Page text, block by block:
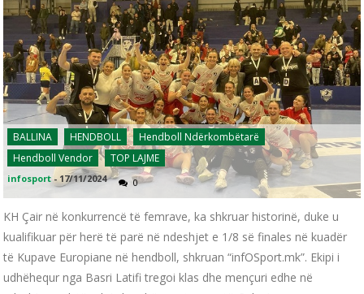
BALLINA HENDBOLL
Hendboll Ndërkombëtarë
Hendboll Vendor
TOP LAJME
infosport - 17/11/2024 0
KH Çair në konkurrencë të femrave, ka shkruar historinë, duke u
kualifikuar për herë të parë në ndeshjet e 1/8 së finales në kuadër
të Kupave Europiane në hendboll, shkruan “infOSport.mk”. Ekipi i
udhëhequr nga Basri Latifi tregoi klas dhe mençuri edhe në